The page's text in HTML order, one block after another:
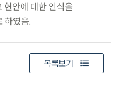
현안에 대한 인식을
하였음.
목록보기